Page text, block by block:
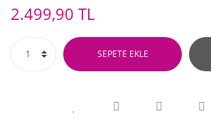
2.499,90 TL
SEPETE EKLE